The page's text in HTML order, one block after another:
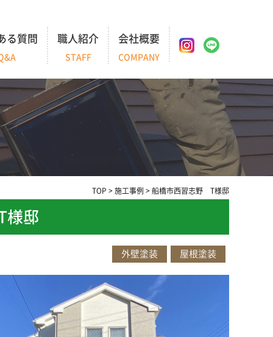
る質問 職人紹介
STAFF
会社概要
COMPANY
TOP > 施工事例 > 船橋市西習志野 T様邸
様邸
外壁塗装 屋根塗装